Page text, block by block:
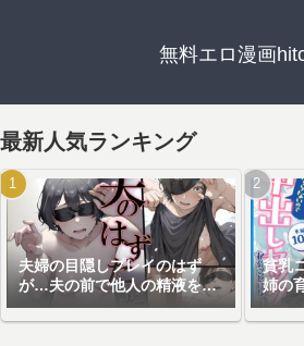
無料エロ漫画
最新人気ランキング
夫婦の目隠しプレイのはず
が…夫の前で他人の精液を注
ぎ込まれる妻
貧乳
姉の
なら
する